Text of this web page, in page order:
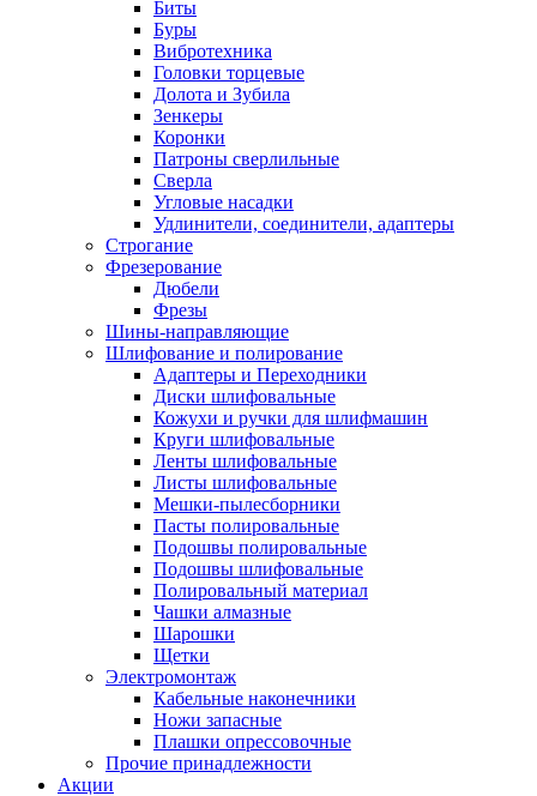
Биты
Буры
Вибротехника
Головки торцевые
Долота и Зубила
Зенкеры
Коронки
Патроны сверлильные
Сверла
Угловые насадки
Удлинители, соединители, адаптеры
Строгание
Фрезерование
Дюбели
Фрезы
Шины-направляющие
Шлифование и полирование
Адаптеры и Переходники
Диски шлифовальные
Кожухи и ручки для шлифмашин
Круги шлифовальные
Ленты шлифовальные
Листы шлифовальные
Мешки-пылесборники
Пасты полировальные
Подошвы полировальные
Подошвы шлифовальные
Полировальный материал
Чашки алмазные
Шарошки
Щетки
Электромонтаж
Кабельные наконечники
Ножи запасные
Плашки опрессовочные
Прочие принадлежности
Акции